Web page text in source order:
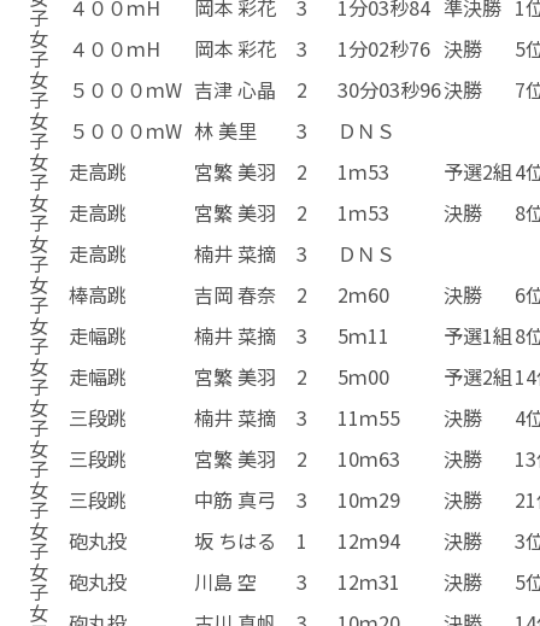
子 ４００ｍH 岡本 彩花 3 1分03秒84 準決勝 1
女
子 ４００ｍH 岡本 彩花 3 1分02秒76 決勝
5
女
子 ５０００ｍW 吉津 心晶 2 30分03秒96決勝
7
女
子 ５０００ｍW 林 美里 3
ＤＮＳ
女
子 走高跳 宮繁 美羽 2 1ｍ53 予選2組4
女
子 走高跳 宮繁 美羽 2 1ｍ53 決勝
8
女
子 走高跳 楠井 菜摘 3
ＤＮＳ
女
子 棒高跳 吉岡 春奈 2 2ｍ60 決勝
6
女
子 走幅跳 楠井 菜摘 3 5ｍ11 予選1組8
女
子 走幅跳 宮繁 美羽 2 5ｍ00 予選2組
女
子 三段跳 楠井 菜摘 3 11ｍ55 決勝
4
女
子 三段跳 宮繁 美羽 2 10ｍ63 決勝
女
子 三段跳 中筋 真弓 3 10ｍ29 決勝
女
子 砲丸投 坂 ちはる 1 12ｍ94 決勝
3
女
子 砲丸投 川島 空 3 12ｍ31 決勝
5
女